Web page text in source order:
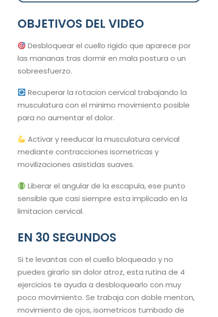
OBJETIVOS DEL VIDEO
Desbloquear el cuello rigido que aparece por
las mananas tras dormir en mala postura o un
sobreesfuerzo.
Recuperar la rotacion cervical trabajando la
musculatura con el minimo movimiento posible
para no aumentar el dolor.
Activar y reeducar la musculatura cervical
mediante contracciones isometricas y
movilizaciones asistidas suaves.
Liberar el angular de la escapula, ese punto
sensible que casi siempre esta implicado en la
limitacion cervical.
EN 30 SEGUNDOS
Si te levantas con el cuello bloqueado y no
puedes girarlo sin dolor atroz, esta rutina de 4
ejercicios te ayuda a desbloquearlo con muy
poco movimiento. Se trabaja con doble menton,
movimiento de ojos, isometricos tumbado de